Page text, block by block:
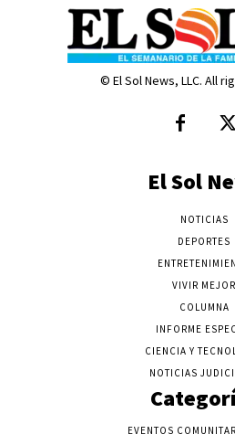
© El Sol News, LLC. All
El Sol
NOTICIAS
DEPORTES
VIVIR MEJOR
COLUMNA
INFORME
CIENCIA Y
NOTICIAS
EVENTOS